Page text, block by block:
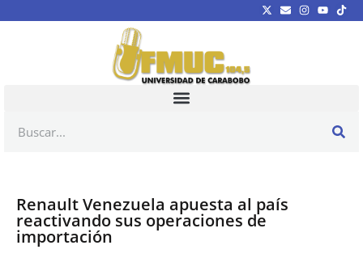
Renault Venezuela apuesta al país
reactivando sus operaciones de
importación